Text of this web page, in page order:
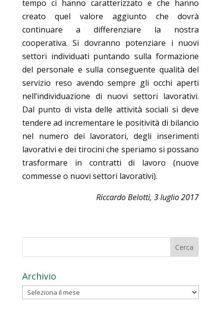
tempo ci hanno caratterizzato e che hanno
creato quel valore aggiunto che dovrà
continuare a differenziare la nostra
cooperativa. Si dovranno potenziare i nuovi
settori individuati puntando sulla formazione
del personale e sulla conseguente qualità del
servizio reso avendo sempre gli occhi aperti
nell’individuazione di nuovi settori lavorativi.
Dal punto di vista delle attività sociali si deve
tendere ad incrementare le positività di bilancio
nel numero dei lavoratori, degli inserimenti
lavorativi e dei tirocini che speriamo si possano
trasformare in contratti di lavoro (nuove
commesse o nuovi settori lavorativi).
Riccardo Belotti, 3 luglio 2017
Archivio
Archivio